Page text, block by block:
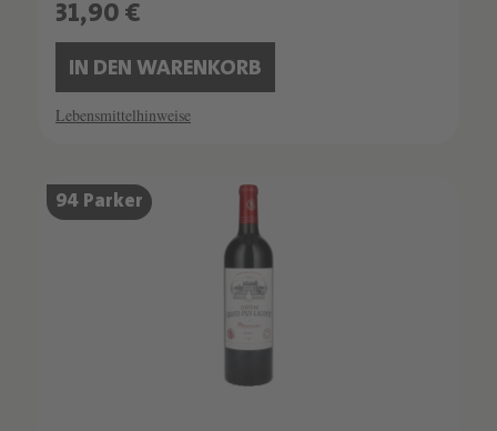
31,90 €
IN DEN WARENKORB
Lebensmittelhinweise
94 Parker